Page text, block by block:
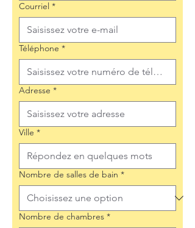
Courriel *
Téléphone *
Adresse *
Ville *
Nombre de salles de bain *
Nombre de chambres *